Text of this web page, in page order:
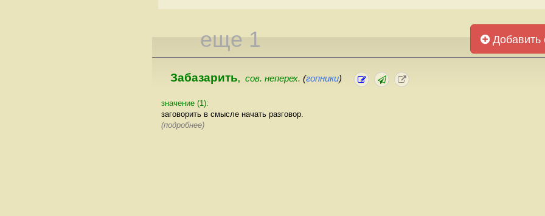
еще 1 Добавить
Забазарить, сов. неперех. (гопники)
значение (1):
заговорить в смысле начать разговор.
(подробнее)